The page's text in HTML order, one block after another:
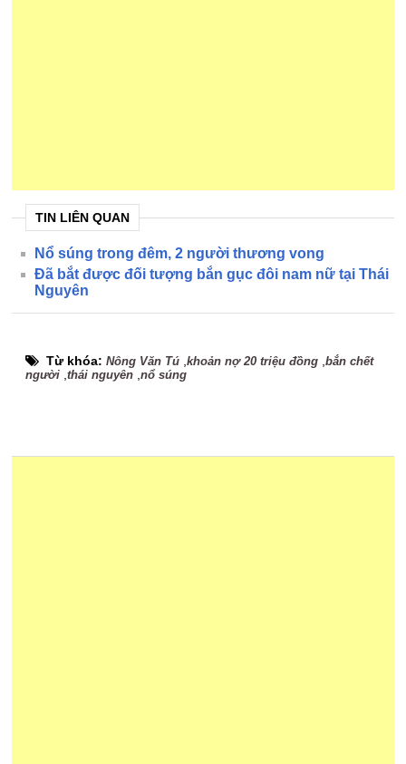
TIN LIÊN QUAN
Nổ súng trong đêm, 2 người thương vong
Đã bắt được đối tượng bắn gục đôi nam nữ tại Thái
Nguyên
Từ khóa:Nông Văn Tú ,khoản nợ 20 triệu đồng ,bắn chết
người ,thái nguyên ,nổ súng